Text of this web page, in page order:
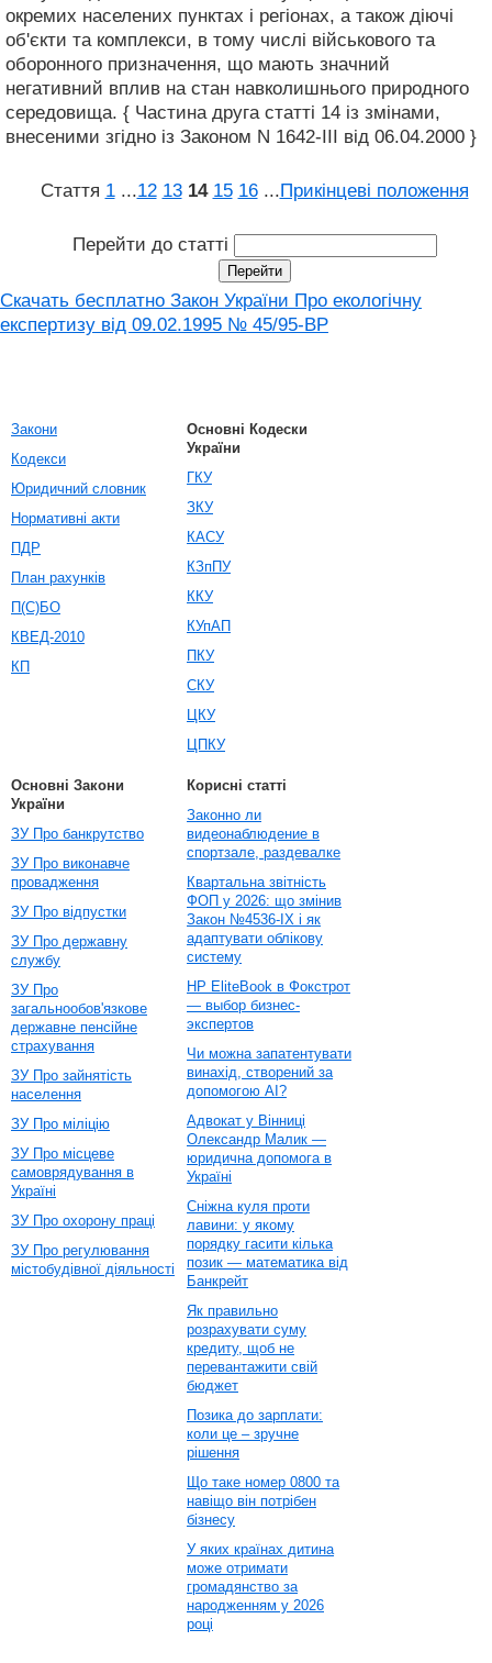
окремих населених пунктах і регіонах, а також діючі
об'єкти та комплекси, в тому числі військового та
оборонного призначення, що мають значний
негативний вплив на стан навколишнього природного
середовища. { Частина друга статті 14 із змінами,
внесеними згідно із Законом N 1642-III від 06.04.2000 }
Стаття 1 ...12 13 14 15 16 ...Прикінцеві положення
Перейти до статті
Скачать бесплатно Закон України Про екологічну
експертизу від 09.02.1995 № 45/95-ВР
Закони
Кодекси
Юридичний словник
Нормативні акти
ПДР
План рахунків
П(С)БО
КВЕД-2010
КП
Основні Кодески
України
ГКУ
ЗКУ
КАСУ
КЗпПУ
ККУ
КУпАП
ПКУ
СКУ
ЦКУ
ЦПКУ
Основні Закони
України
ЗУ Про банкрутство
ЗУ Про виконавче
провадження
ЗУ Про відпустки
ЗУ Про державну
службу
ЗУ Про
загальнообов'язкове
державне пенсійне
страхування
ЗУ Про зайнятість
населення
ЗУ Про міліцію
ЗУ Про місцеве
самоврядування в
Україні
ЗУ Про охорону праці
ЗУ Про регулювання
містобудівної діяльності
Корисні статті
Законно ли
видеонаблюдение в
спортзале, раздевалке
Квартальна звітність
ФОП у 2026: що змінив
Закон №4536-IX і як
адаптувати облікову
систему
HP EliteBook в Фокстрот
— выбор бизнес-
экспертов
Чи можна запатентувати
винахід, створений за
допомогою AI?
Адвокат у Вінниці
Олександр Малик —
юридична допомога в
Україні
Сніжна куля проти
лавини: у якому
порядку гасити кілька
позик — математика від
Банкрейт
Як правильно
розрахувати суму
кредиту, щоб не
перевантажити свій
бюджет
Позика до зарплати:
коли це – зручне
рішення
Що таке номер 0800 та
навіщо він потрібен
бізнесу
У яких країнах дитина
може отримати
громадянство за
народженням у 2026
році